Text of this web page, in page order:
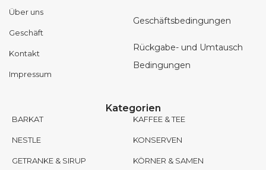
Über uns
Geschäft
Kontakt
Impressum
Geschäftsbedingungen
Rückgabe- und Umtausch
Bedingungen
Kategorien
BARKAT
NESTLE
GETRANKE & SIRUP
KAFFEE & TEE
KONSERVEN
KÖRNER & SAMEN